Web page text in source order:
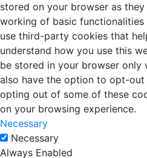
stored on your browser as
working of basic functionalities
use third-party cookies that
understand how you use this
be stored in your browser only
also have the option to opt-out
opting out of some of these
on your browsing experience.
Necessary
Necessary
Always Enabled